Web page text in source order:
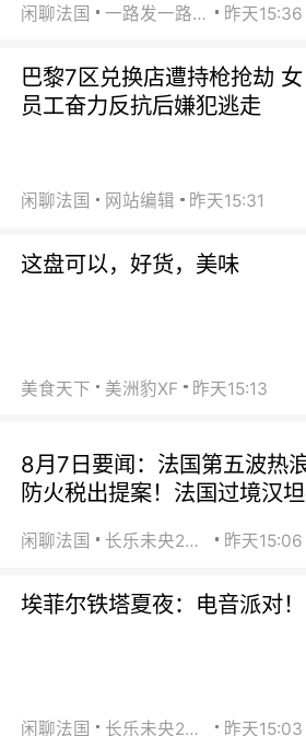
闲聊法国 一路发一路发 昨天15:36
巴黎7区兑换店遭持枪抢劫 女
员工奋力反抗后嫌犯逃走
闲聊法国 网站编辑 昨天15:31
这盘可以，好货，美味
美食天下 美洲豹XF 昨天15:13
8月7日要闻：法国第五波热
防火税出提案！法国过境汉坦
闲聊法国 长乐未央2015 昨天15:06
埃菲尔铁塔夏夜：电音派对！
闲聊法国 长乐未央2015 昨天15:03